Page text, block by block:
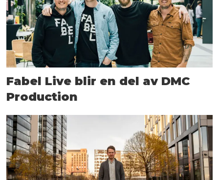
Fabel Live blir en del av DMC
Production